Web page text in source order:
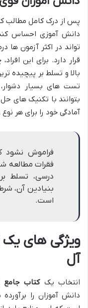
پس از درک کامل مطالب
دانش آموزی احساس
قرار دارد. برای این
بالا و تسلط بر پیچیده
تست های بسیار دشوار،
بتوانند با تکنیک های
آمادگی خود را برای هر
فراموش
فقرات مطالعه
درسی، تسلط
بنیادین آن،
است.
ویژگی های یک
آل
انتخاب یککتاب
دانش آموزان را